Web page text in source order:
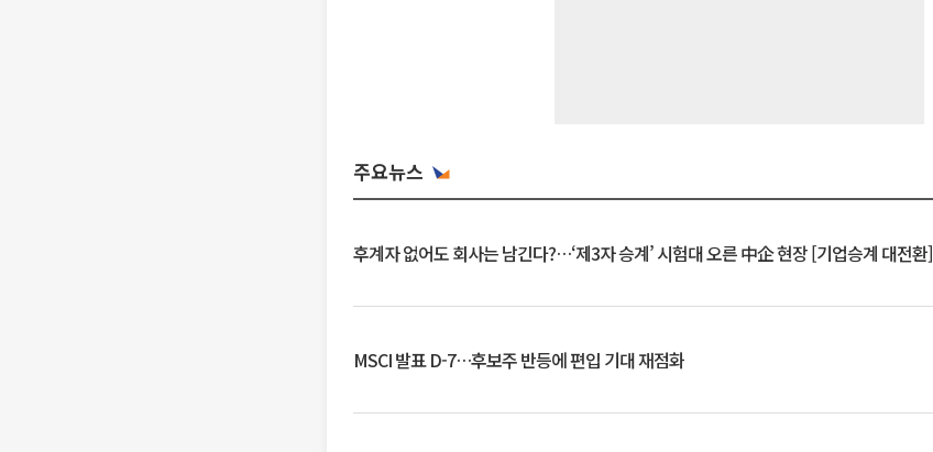
주요뉴스
후계자 없어도 회사는 남긴다?…‘제3자 승계’ 시험대 오른 中企 현장 [기업승계 대전환]
MSCI 발표 D-7…후보주 반등에 편입 기대 재점화